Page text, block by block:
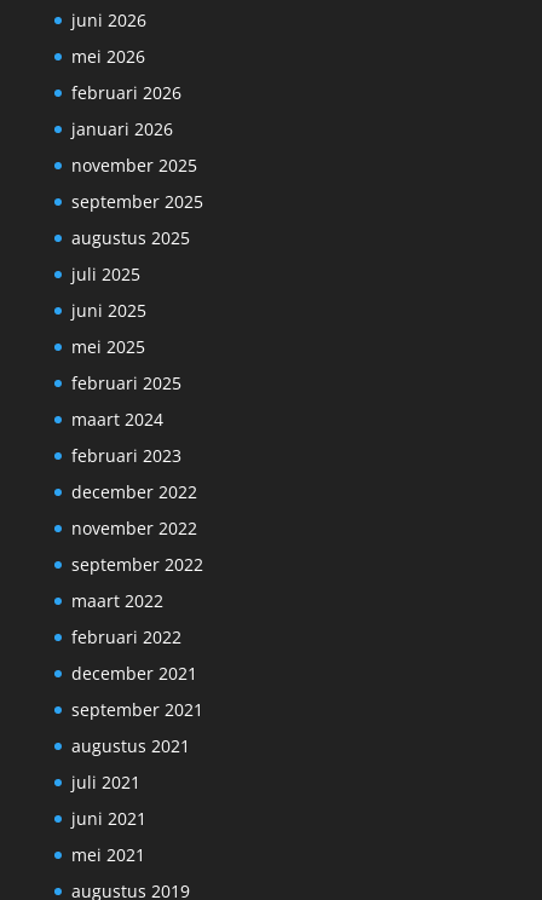
juni 2026
mei 2026
februari 2026
januari 2026
november 2025
september 2025
augustus 2025
juli 2025
juni 2025
mei 2025
februari 2025
maart 2024
februari 2023
december 2022
november 2022
september 2022
maart 2022
februari 2022
december 2021
september 2021
augustus 2021
juli 2021
juni 2021
mei 2021
augustus 2019